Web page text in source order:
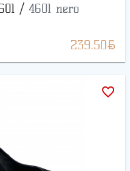
/ 4601 nero
239.50BYN
favorite_border